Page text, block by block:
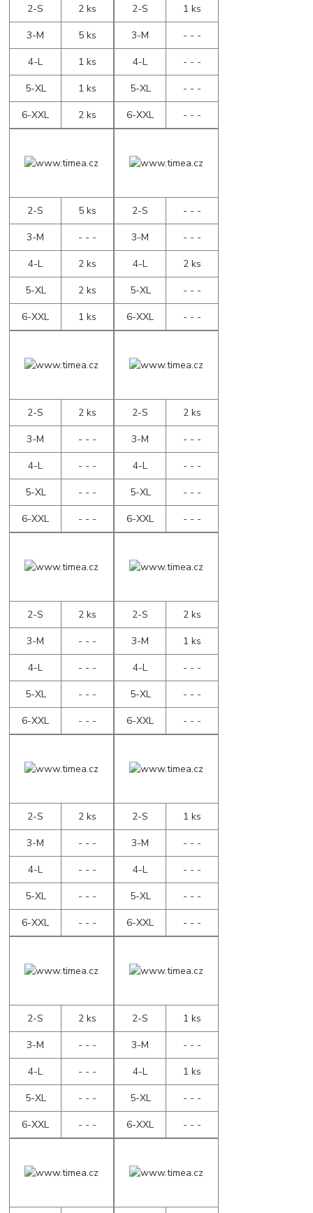
2-S
2 ks
3-M
5 ks
4-L
1 ks
5-XL
1 ks
6-XXL
2 ks
2-S
1 ks
3-M
- - -
4-L
- - -
5-XL
- - -
6-XXL
- - -
2-S
5 ks
3-M
- - -
4-L
2 ks
5-XL
2 ks
6-XXL
1 ks
2-S
- - -
3-M
- - -
4-L
2 ks
5-XL
- - -
6-XXL
- - -
2-S
2 ks
3-M
- - -
4-L
- - -
5-XL
- - -
6-XXL
- - -
2-S
2 ks
3-M
- - -
4-L
- - -
5-XL
- - -
6-XXL
- - -
2-S
2 ks
3-M
- - -
4-L
- - -
5-XL
- - -
6-XXL
- - -
2-S
2 ks
3-M
1 ks
4-L
- - -
5-XL
- - -
6-XXL
- - -
2-S
2 ks
3-M
- - -
4-L
- - -
5-XL
- - -
6-XXL
- - -
2-S
1 ks
3-M
- - -
4-L
- - -
5-XL
- - -
6-XXL
- - -
2-S
2 ks
3-M
- - -
4-L
- - -
5-XL
- - -
6-XXL
- - -
2-S
1 ks
3-M
- - -
4-L
1 ks
5-XL
- - -
6-XXL
- - -